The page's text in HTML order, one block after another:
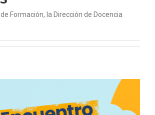
Formación, la Dirección de Docencia